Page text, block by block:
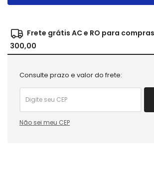
Frete grátis AC e RO para
300,00
Consulte prazo e valor do frete:
Não sei meu CEP